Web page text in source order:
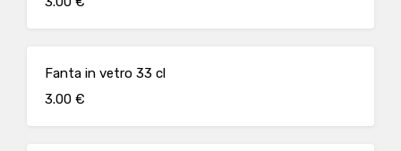
Fanta in vetro 33 cl
3.00 €